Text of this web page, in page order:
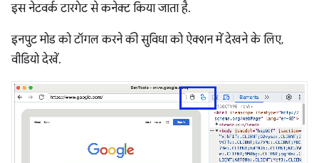
इस नेटवर्क टारगेट से कनेक्ट किया जाता है.
इनपुट मोड को टॉगल करने की सुविधा को ऐक्शन में देखने के लिए,
वीडियो देखें.